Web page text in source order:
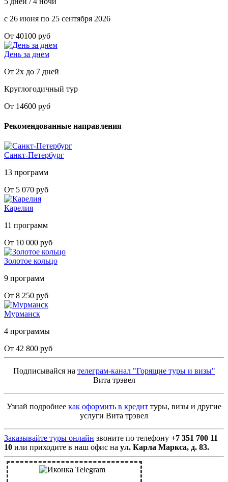
с 26 июня по 25 сентября 2026
От 40100 руб
День за днем
От 2х до 7 дней
Круглогодичный тур
От 14600 руб
Рекомендованные направления
Санкт-Петербург
13 программ
От 5 070 руб
Карелия
11 программ
От 10 000 руб
Золотое кольцо
9 программ
От 8 250 руб
Мурманск
4 программы
От 42 800 руб
Подписывайся на телеграм-канал "Горящие туры и визы"
Вита трэвел
Узнай подробнее как оформить в кредит туры, визы и другие
услуги Вита трэвел
Заказывайте туры онлайн звоните по телефону +7 351 700 11
10 или приходите в наш офис на ул. Карла Маркса, д. 83.